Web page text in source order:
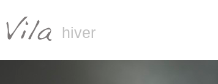
hiver